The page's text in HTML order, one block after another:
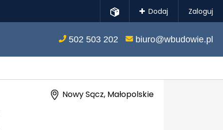
Dodaj Zaloguj
502 503 202 biuro@wbudowie.pl
Nowy Sącz, Małopolskie